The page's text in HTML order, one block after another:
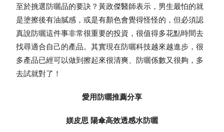
至於挑選防曬品的要訣？黃政傑醫師表示，男生最怕的就
是塗擦後有油膩感，或是有顏色會覺得怪怪的，但必須認
真說防曬這件事非常很重要的投資，很值得多花點時間去
找尋適合自己的產品。其實現在防曬科技越來越進步，很
多產品已經可以做到擦起來很清爽、 防曬係數又很夠，多
去試就對了！
愛用 防曬推薦分享
媄皮思 陽傘高效透感水防曬